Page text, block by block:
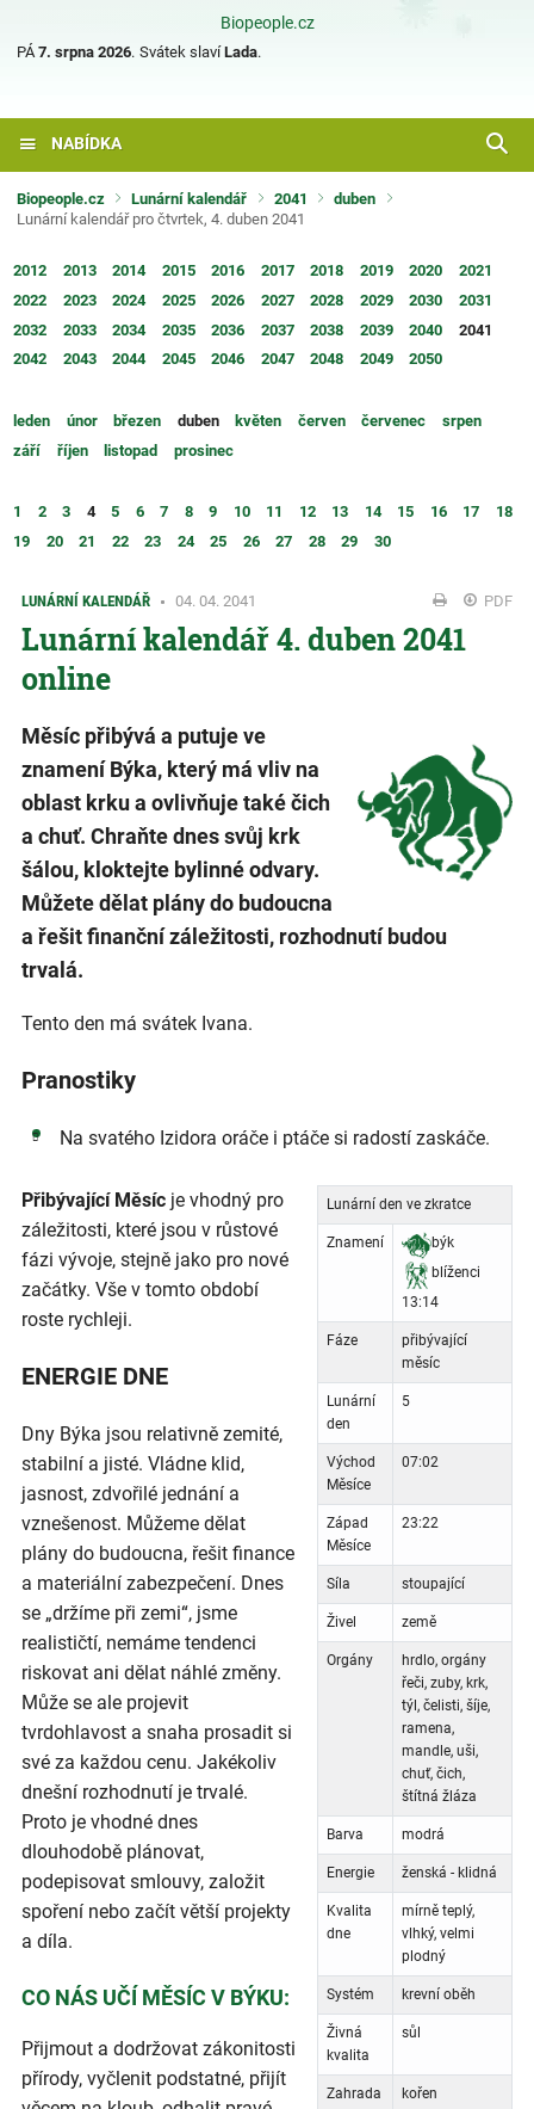
Biopeople.cz
PÁ 7. srpna 2026. Svátek slavíLada.
NABÍDKA
Biopeople.cz Lunární kalendář 2041
duben
Lunární kalendář pro čtvrtek, 4. duben 2041
2012 2013 2014 2015 2016 2017 2018 2019 2020
2021
2022
2023 2024 2025 2026 2027 2028 2029 2030
2031
2032
2033 2034 2035 2036 2037 2038 2039 2040
2041
2042
2043 2044 2045 2046 2047 2048 2049 2050
leden únor březen duben květen červen červenec
srpen
září
říjen listopad prosinec
1 2 3 4 5 6 7 8 9 10 11 12 13 14 15 16 17
18
19
20 21 22 23 24 25 26 27 28 29 30
LUNÁRNÍ KALENDÁŘ 04. 04. 2041 PDF
Lunární kalendář 4. duben 2041
online
Měsíc přibývá a putuje ve
znamení Býka, který má vliv na
oblast krku a ovlivňuje také čich
a chuť. Chraňte dnes svůj krk
šálou, kloktejte bylinné odvary.
Můžete dělat plány do budoucna
a řešit finanční záležitosti, rozhodnutí budou
trvalá.
Tento den má svátek Ivana.
Pranostiky
Na svatého Izidora oráče i ptáče si radostí zaskáče.
Lunární den ve zkratce
Znamení
býk
blíženci
13:14
Fáze
přibývající
měsíc
Lunární
den
5
Východ
Měsíce
07:02
Západ
Měsíce
23:22
Síla stoupající
Živel země
Orgány
hrdlo, orgány
řeči, zuby, krk,
týl, čelisti, šíje,
ramena,
mandle, uši,
chuť, čich,
štítná žláza
Barva modrá
Energie ženská - klidná
Kvalita
dne
mírně teplý,
vlhký, velmi
plodný
Systém krevní oběh
Živná
kvalita
sůl
Zahrada kořen
Přibývající Měsíc je vhodný pro
záležitosti, které jsou v růstové
fázi vývoje, stejně jako pro nové
začátky. Vše v tomto období
roste rychleji.
ENERGIE DNE
Dny Býka jsou relativně zemité,
stabilní a jisté. Vládne klid,
jasnost, zdvořilé jednání a
vznešenost. Můžeme dělat
plány do budoucna, řešit finance
a materiální zabezpečení. Dnes
se „držíme při zemi“, jsme
realističtí, nemáme tendenci
riskovat ani dělat náhlé změny.
Může se ale projevit
tvrdohlavost a snaha prosadit si
své za každou cenu. Jakékoliv
dnešní rozhodnutí je trvalé.
Proto je vhodné dnes
dlouhodobě plánovat,
podepisovat smlouvy, založit
spoření nebo začít větší projekty
a díla.
CO NÁS UČÍ MĚSÍC V BÝKU:
Přijmout a dodržovat zákonitosti
přírody, vyčlenit podstatné, přijít